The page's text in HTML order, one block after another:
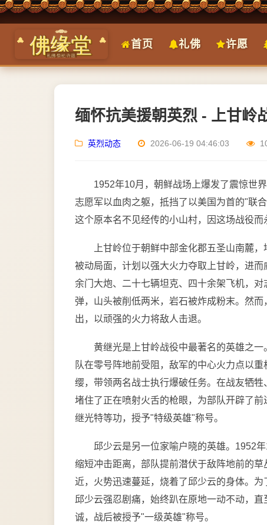
首页 礼佛 许愿
缅怀抗美援朝英烈 - 上甘岭
英烈动态 2026-06-19 04:46:03
1952年10月，朝鲜战场上爆发了震惊世
志愿军以血肉之躯，抵挡了以美国为首的"联
这个原本名不见经传的小山村，因这场战役而
上甘岭位于朝鲜中部金化郡五圣山南麓
被动局面，计划以强大火力夺取上甘岭，进
余门大炮、二十七辆坦克、四十余架飞机，
弹，山头被削低两米，岩石被炸成粉末。然
出，以顽强的火力将敌人击退。
黄继光是上甘岭战役中最著名的英雄之
队在零号阵地前受阻，敌军的中心火力点以
缨，带领两名战士执行爆破任务。在战友牺
堵住了正在喷射火舌的枪眼，为部队开辟了
继光特等功，授予"特级英雄"称号。
邱少云是另一位家喻户晓的英雄。1952
缩短冲击距离，部队提前潜伏于敌阵地前的
近，火势迅速蔓延，烧着了邱少云的身体。
邱少云强忍剧痛，始终趴在原地一动不动，
诚，战后被授予"一级英雄"称号。